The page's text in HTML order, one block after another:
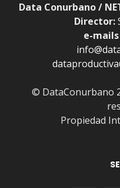
Data Conurbano /
Director:
e-
© DataConurbano
Propiedad